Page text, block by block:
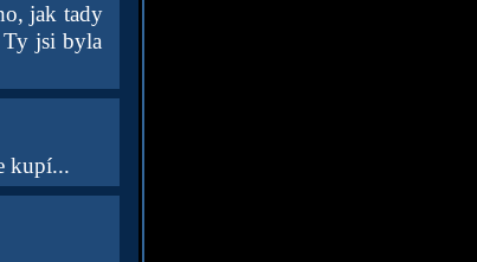
jak tady
jsi byla
kupí...